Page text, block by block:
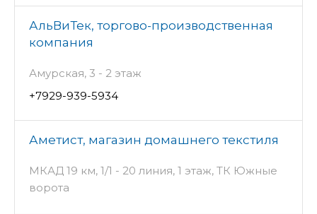
АльВиТек, торгово-производственная
компания
Амурская, 3 - 2 этаж
+7929-939-5934
Аметист, магазин домашнего текстиля
МКАД 19 км, 1/1 - 20 линия, 1 этаж, ТК Южные
ворота